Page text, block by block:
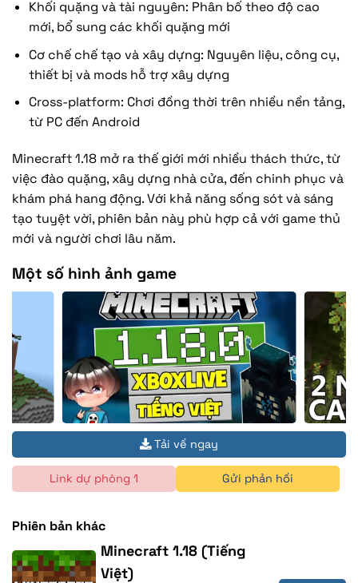
Khối quặng và tài nguyên: Phân bố theo độ cao
mới, bổ sung các khối quặng mới
Cơ chế chế tạo và xây dựng: Nguyên liệu, công cụ,
thiết bị và mods hỗ trợ xây dựng
Cross-platform: Chơi đồng thời trên nhiều nền tảng,
từ PC đến Android
Minecraft 1.18 mở ra thế giới mới nhiều thách thức, từ
việc đào quặng, xây dựng nhà cửa, đến chinh phục và
khám phá hang động. Với khả năng sống sót và sáng
tạo tuyệt vời, phiên bản này phù hợp cả với game thủ
mới và người chơi lâu năm.
Một số hình ảnh game
Tải về ngay
Link dự phòng 1 Gửi phản hồi
Phiên bản khác
Minecraft 1.18 (Tiếng
Việt)